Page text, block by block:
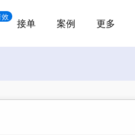
效
接单 案例 更多